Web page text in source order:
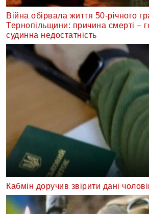
Війна обірвала життя 50-річного
Тернопільщини: причина смерті –
судинна недостатність
Кабмін доручив звірити дані